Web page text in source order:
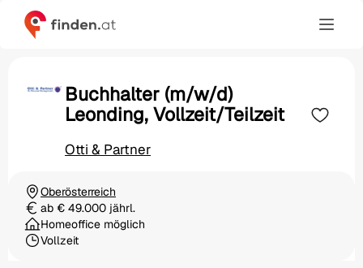
Buchhalter (m/w/d)
Leonding, Vollzeit/Teilzeit
Otti & Partner
Ortschaft
Oberösterreich
Gehaltab € 49.000 jährl.
Homeoffice möglich
Beschäftigungsart
Vollzeit